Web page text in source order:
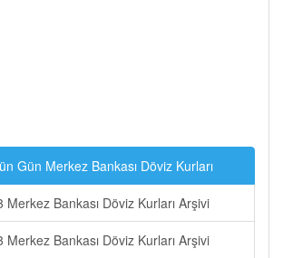
Gün Merkez Bankası Döviz Kurları
Bankası Döviz Kurları Arşivi
Bankası Döviz Kurları Arşivi